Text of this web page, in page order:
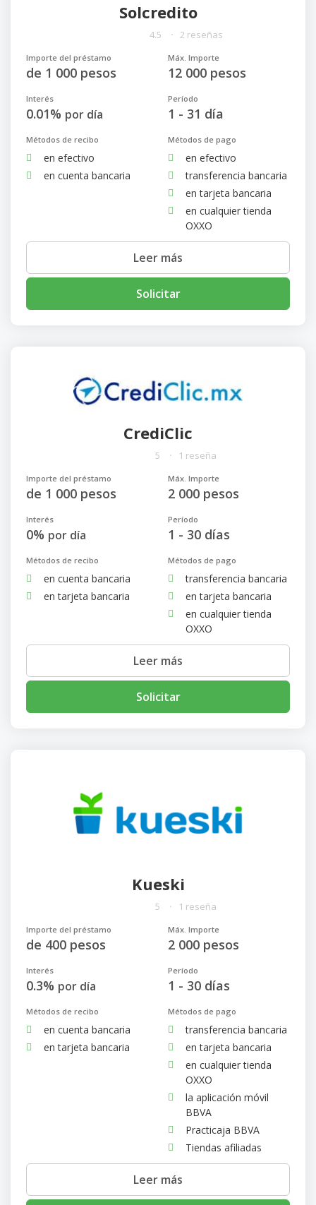
Solcredito
4.5 2 reseñas
Importe del préstamo
de 1 000 pesos
Máx. Importe
12 000 pesos
Interés
0.01% por día
Período
1 - 31 día
Métodos de recibo
en efectivo
en cuenta bancaria
Métodos de pago
en efectivo
transferencia bancaria
en tarjeta bancaria
en cualquier tienda
OXXO
Leer más
Solicitar
CrediClic
5 1 reseña
Importe del préstamo
de 1 000 pesos
Máx. Importe
2 000 pesos
Interés
0% por día
Período
1 - 30 días
Métodos de recibo
en cuenta bancaria
en tarjeta bancaria
Métodos de pago
transferencia bancaria
en tarjeta bancaria
en cualquier tienda
OXXO
Leer más
Solicitar
Kueski
5 1 reseña
Importe del préstamo
de 400 pesos
Máx. Importe
2 000 pesos
Interés
0.3% por día
Período
1 - 30 días
Métodos de recibo
en cuenta bancaria
en tarjeta bancaria
Métodos de pago
transferencia bancaria
en tarjeta bancaria
en cualquier tienda
OXXO
la aplicación móvil
BBVA
Practicaja BBVA
Tiendas afiliadas
Leer más